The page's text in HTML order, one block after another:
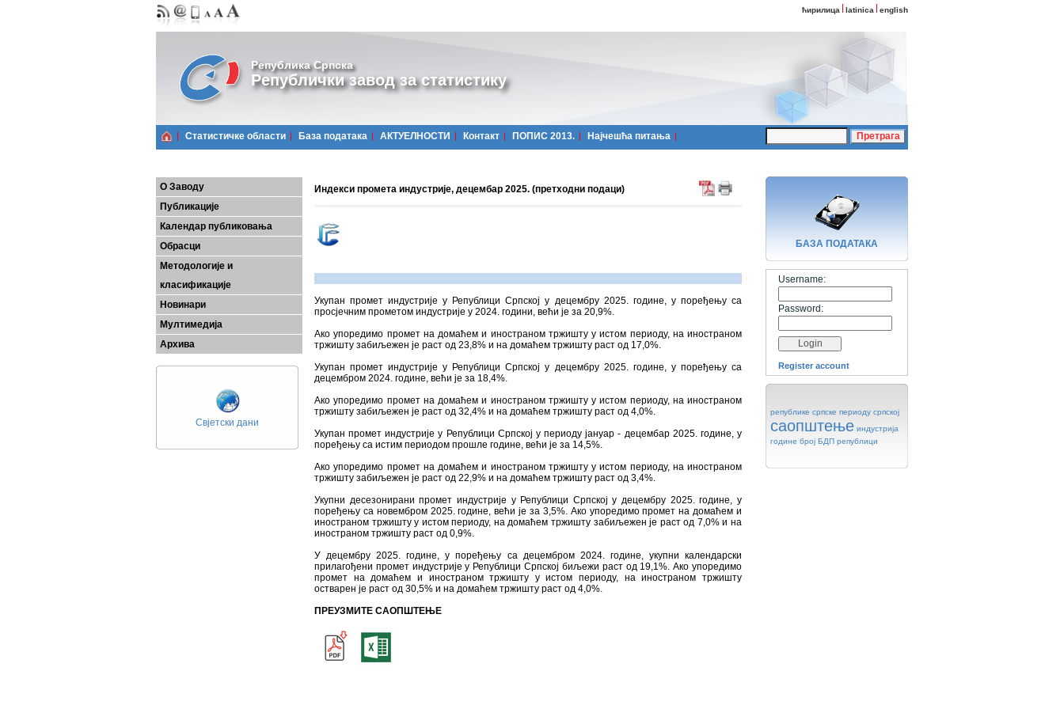
ћирилица latinica english
Република Српска
Републички завод за статистику
Статистичке области Базa података АКТУЕЛНОСТИ Контакт ПОПИС 2013. Најчешћa питања
О Заводу
Публикације
Календар публиковања
Обрасци
Методологије и
класификације
Новинари
Мултимедија
Архива
Свјетски дани
Индекси промета индустријe, децембар 2025. (претходни подаци)
Укупан промет индустрије у Републици Српској у децембру 2025. године, у поређењу са
просјечним прометом индустрије у 2024. години, већи је за 20,9%.
Ако упоредимо промет на домаћем и иностраном тржишту у истом периоду, на иностраном
тржишту забиљежен је раст од 23,8% и на домаћем тржишту раст од 17,0%.
Укупан промет индустрије у Републици Српској у децембру 2025. године, у поређењу са
децембром 2024. године, већи је за 18,4%.
Ако упоредимо промет на домаћем и иностраном тржишту у истом периоду, на иностраном
тржишту забиљежен је раст од 32,4% и на домаћем тржишту раст од 4,0%.
Укупан промет индустрије у Републици Српској у периоду јануар - децембар 2025. године, у
поређењу са истим периодом прошле године, већи је за 14,5%.
Ако упоредимо промет на домаћем и иностраном тржишту у истом периоду, на иностраном
тржишту забиљежен је раст од 22,9% и на домаћем тржишту раст од 3,4%.
Укупни десезонирани промет индустрије у Републици Српској у децембру 2025. године, у
поређењу са новембром 2025. године, већи је за 3,5%. Ако упоредимо промет на домаћем и
иностраном тржишту у истом периоду, на домаћем тржишту забиљежен је раст од 7,0% и на
иностраном тржишту раст од 0,9%.
У децембру 2025. године, у поређењу са децембром 2024. године, укупни календарски
прилагођени промет индустрије у Републици Српској биљежи раст од 19,1%. Ако упоредимо
промет на домаћем и иностраном тржишту у истом периоду, на иностраном тржишту
остварен је раст од 30,5% и на домаћем тржишту раст од 4,0%.
ПРЕУЗМИТЕ САОПШТЕЊЕ
БАЗA ПОДАТАКА
Username:
Password:
Register account
републике српске периоду српској
саопштење индустрија
године број БДП републици